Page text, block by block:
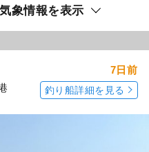
象情報を表示
7日前
釣り船詳細を見る